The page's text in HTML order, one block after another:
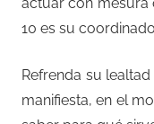
10 es su
Refrenda su
manifiesta, en el